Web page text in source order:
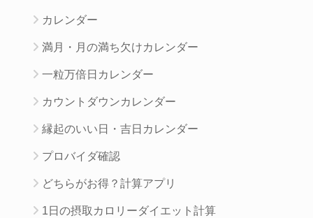
カレンダー
満月・月の満ち欠けカレンダー
一粒万倍日カレンダー
カウントダウンカレンダー
縁起のいい日・吉日カレンダー
プロバイダ確認
どちらがお得？計算アプリ
1日の摂取カロリーダイエット計算